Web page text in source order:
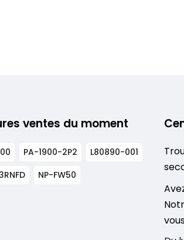
ventes du moment
PA-1900-2P2
L80890-001
NP-FW50